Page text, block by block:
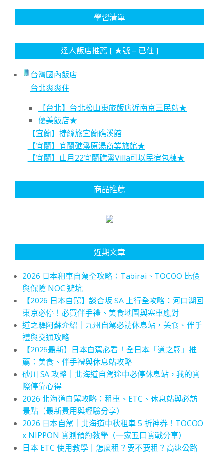
學習清單
達人飯店推薦 [ ★號 = 已住 ]
台灣國內飯店
台北爽爽住
【台北】台北松山東旅飯店近南京三民站★
優美飯店★
【宜蘭】捷絲旅宜蘭礁溪館
【宜蘭】宜蘭礁溪原湯商業旅館★
【宜蘭】山月22宜蘭礁溪Villa可以民宿包棟★
商品推薦
近期文章
2026 日本租車自駕全攻略：Tabirai、TOCOO 比價
與保險 NOC 避坑
【2026 日本自駕】談合坂 SA 上行全攻略：河口湖回
東京必停！必買伴手禮、美食地圖與塞車應對
道之驛阿蘇介紹｜九州自駕必訪休息站，美食、伴手
禮與交通攻略
【2026最新】日本自駕必看！全日本「道之驛」推
薦：美食、伴手禮與休息站攻略
砂川 SA 攻略｜北海道自駕途中必停休息站，我的實
際停靠心得
2026 北海道自駕攻略：租車、ETC、休息站與必訪
景點（最新費用與經驗分享）
2026 日本自駕｜北海道中秋租車 5 折神券！TOCOO
x NIPPON 實測預約教學（一家五口實戰分享）
日本 ETC 使用教學｜怎麼租？要不要租？高速公路